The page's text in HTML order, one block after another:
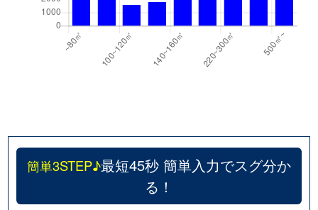
簡単3STEP♪最短45秒 簡単入力でスグ分か
る！